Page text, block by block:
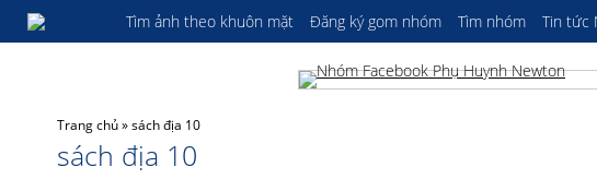
Tìm ảnh theo khuôn mặt Đăng ký gom nhóm Tìm nhóm Tin tức
Trang chủ»sách địa 10
sách địa 10